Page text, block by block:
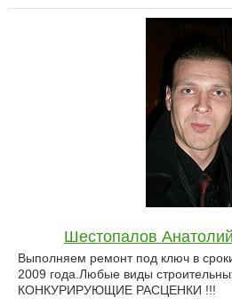
Шестопалов
Выполняем ремонт под ключ в
2009 года.Любые виды
КОНКУРИРУЮЩИЕ РАСЦЕНКИ !!!